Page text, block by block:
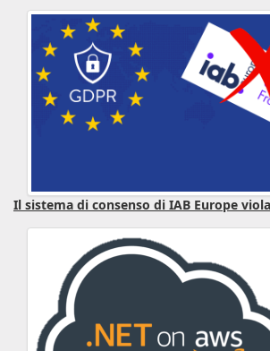
Il sistema di consenso di IAB Europe